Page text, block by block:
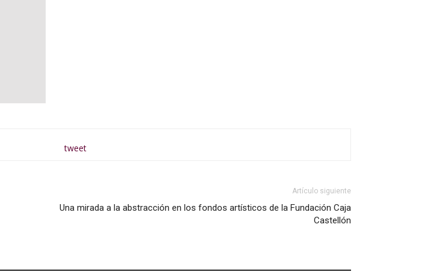
tweet
Artículo siguiente
Una mirada a la abstracción en los fondos artísticos de la Fundación Caja
Castellón